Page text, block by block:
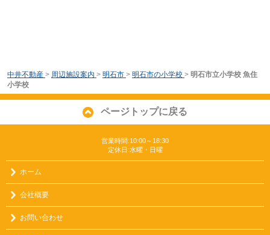
中井不動産 > 周辺施設案内 > 明石市 > 明石市の小学校 > 明石市立小学校 魚住
小学校
ページトップに戻る
営業時間:10:00～18:30
定休日:水曜・日曜
ホーム
会社概要
お問い合わせ